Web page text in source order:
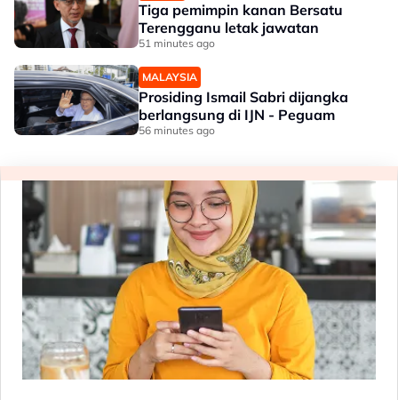
Tiga pemimpin kanan Bersatu
Terengganu letak jawatan
51 minutes ago
MALAYSIA
Prosiding Ismail Sabri dijangka
berlangsung di IJN - Peguam
56 minutes ago